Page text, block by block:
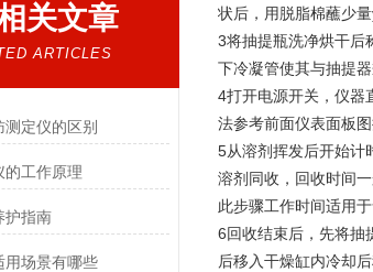
关文章
ARTICLES
定仪的区别
的工作原理
护指南
用场景有哪些
状后，用脱脂棉蘸少
3将抽提瓶洗净烘干后
下冷凝管使其与抽提器
4打开电源开关，仪器
法参考前面仪表面板图
5从溶剂挥发后开始计
溶剂同收，回收时间一
此步骤工作时间适用
6回收结束后，先将抽
后移入干燥缸内冷却